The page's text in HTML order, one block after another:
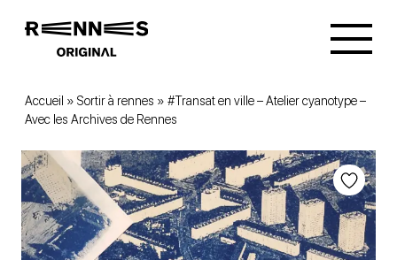
Accueil » Sortir à rennes » #Transat en ville – Atelier cyanotype –
Avec les Archives de Rennes